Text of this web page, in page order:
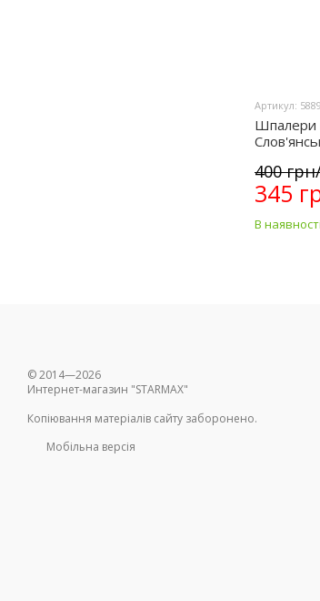
Артикул:
Шпалери
400
345
В наявності
© 2014—2026
Интернет-магазин "STARMAX"
Копіювання матеріалів сайту заборонено.
Мобільна версія